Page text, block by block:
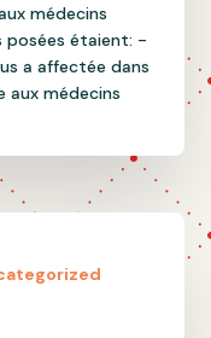
médecins
posées étaient: -
a affectée dans
aux médecins